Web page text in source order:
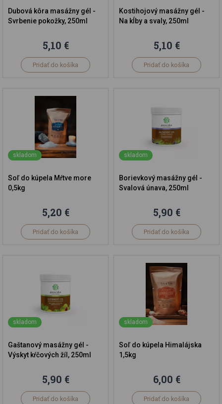
Dubová kôra masážny gél -
Svrbenie pokožky, 250ml
5,10 €
Pridať do košíka
Kostihojový masážny gél -
Na kĺby a svaly, 250ml
5,10 €
Pridať do košíka
skladom
Soľ do kúpela Mŕtve more
0,5kg
5,20 €
Pridať do košíka
skladom
Borievkový masážny gél -
Svalová únava, 250ml
5,90 €
Pridať do košíka
skladom
Gaštanový masážny gél -
Výskyt kŕčových žíl, 250ml
5,90 €
Pridať do košíka
skladom
Soľ do kúpela Himalájska
1,5kg
6,00 €
Pridať do košíka